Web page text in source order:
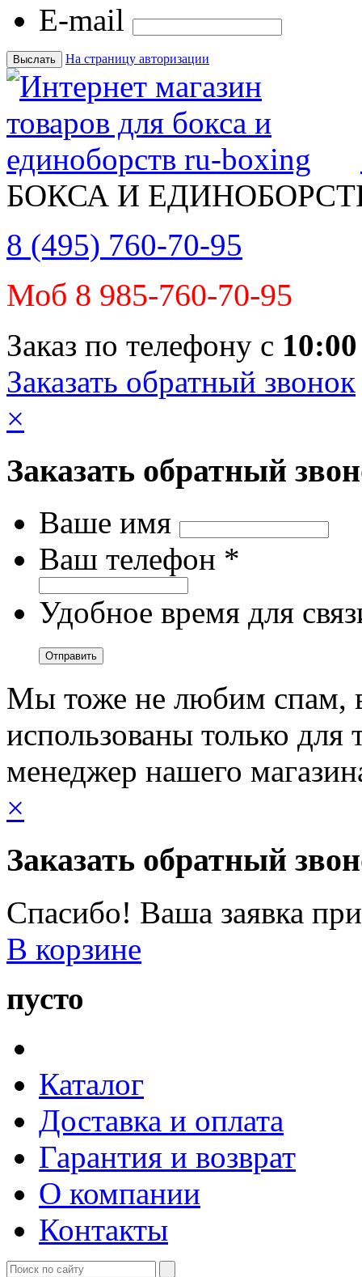
E-mail
На страницу авторизации
БОКСА И
8 (495) 760-70-95
Моб 8 985-760-70-95
Заказ по телефону с 10:00
Заказать обратный звонок
×
Заказать обратный
Ваше имя
Ваш телефон *
Удобное время для
Мы тоже не любим спам,
использованы только для
менеджер нашего
×
Заказать обратный
Спасибо! Ваша заявка
В корзине
пусто
Каталог
Доставка и оплата
Гарантия и возврат
О компании
Контакты